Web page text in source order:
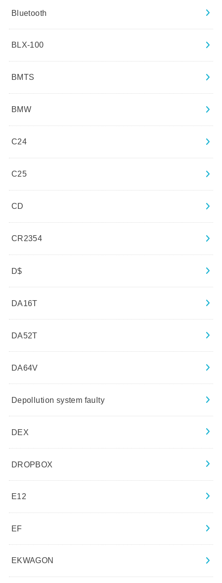
Bluetooth
BLX-100
BMTS
BMW
C24
C25
CD
CR2354
D$
DA16T
DA52T
DA64V
Depollution system faulty
DEX
DROPBOX
E12
EF
EKWAGON